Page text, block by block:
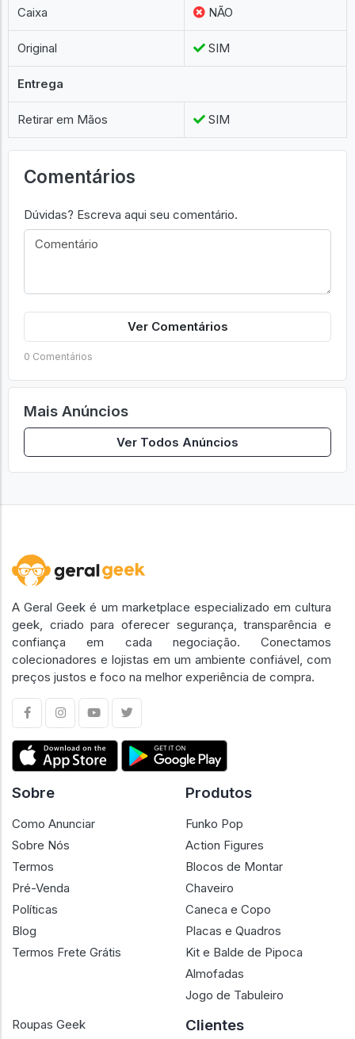
Caixa NÃO
Original SIM
Entrega
Retirar em Mãos SIM
Comentários
Dúvidas? Escreva aqui seu comentário.
Ver Comentários
0 Comentários
Mais Anúncios
Ver Todos Anúncios
A Geral Geek é um marketplace especializado em cultura
geek, criado para oferecer segurança, transparência e
confiança em cada negociação. Conectamos
colecionadores e lojistas em um ambiente confiável, com
preços justos e foco na melhor experiência de compra.
Sobre
Como Anunciar
Sobre Nós
Termos
Pré-Venda
Políticas
Blog
Termos Frete Grátis
Produtos
Funko Pop
Action Figures
Blocos de Montar
Chaveiro
Caneca e Copo
Placas e Quadros
Kit e Balde de Pipoca
Almofadas
Jogo de Tabuleiro
Roupas Geek
Clientes